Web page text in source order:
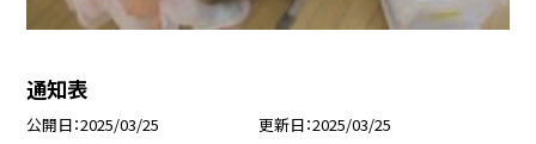
通知表
公開日 2025/03/25 更新日 2025/03/25